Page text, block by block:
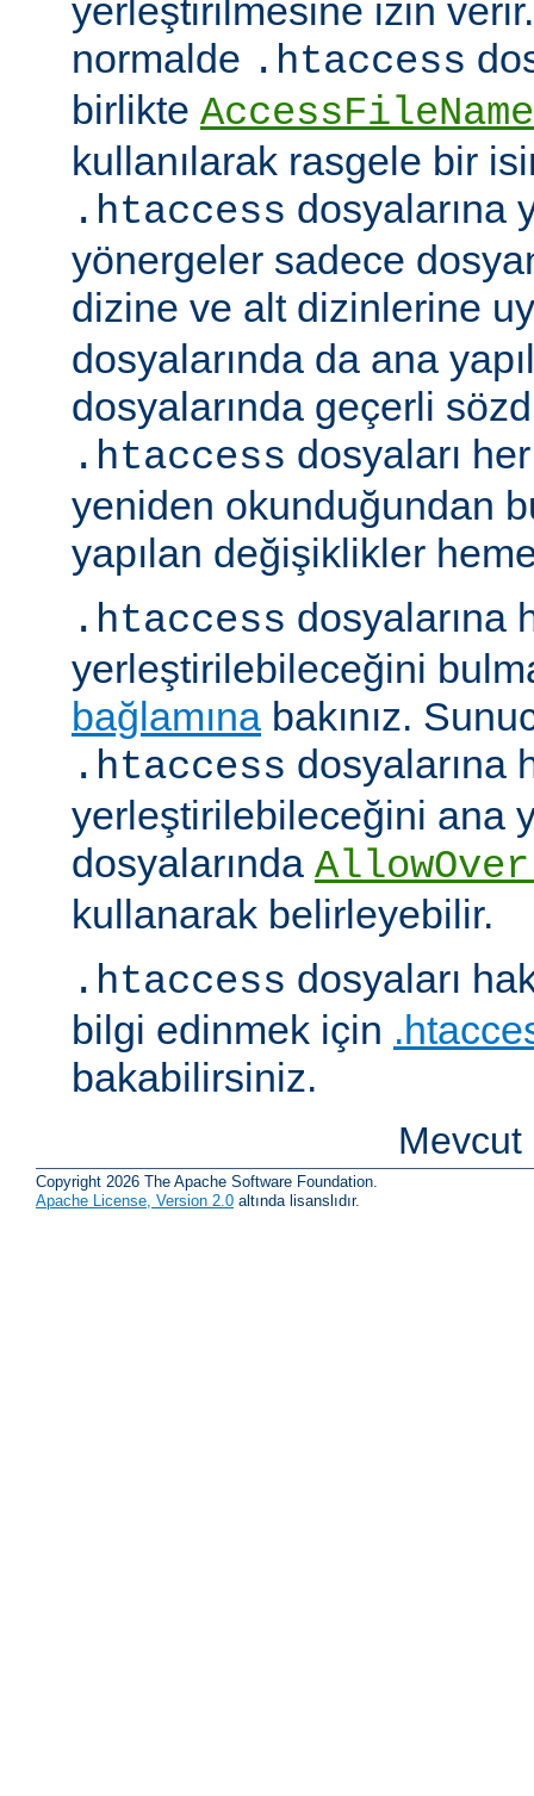
yerleştirilmesine izin
normalde .htaccess
birlikte AccessFileName
kullanılarak rasgele bir
.htaccess dosyalarına
yönergeler sadece
dizine ve alt dizinlerine
dosyalarında da ana
dosyalarında geçerli
.htaccess dosyaları
yeniden okunduğundan
yapılan değişiklikler
.htaccess dosyalarına
yerleştirilebileceğini
bağlamına bakınız.
.htaccess dosyalarına
yerleştirilebileceğini ana
dosyalarında
kullanarak belirleyebilir.
.htaccess dosyaları
bilgi edinmek için
bakabilirsiniz.
Copyright 2026 The Apache Software Foundation.
Apache License, Version 2.0 altında lisanslıdır.